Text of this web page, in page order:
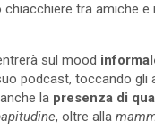
chiacchiere tra amiche e
sul mood
podcast, toccando gli
la presenza di
, oltre alla